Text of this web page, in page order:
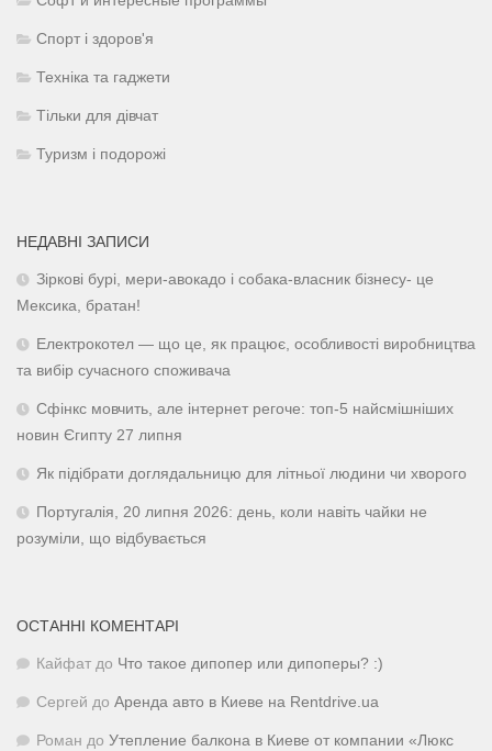
Спорт і здоров'я
Техніка та гаджети
Тільки для дівчат
Туризм і подорожі
НЕДАВНІ ЗАПИСИ
Зіркові бурі, мери-авокадо і собака-власник бізнесу- це
Мексика, братан!
Електрокотел — що це, як працює, особливості виробництва
та вибір сучасного споживача
Сфінкс мовчить, але інтернет регоче: топ-5 найсмішніших
новин Єгипту 27 липня
Як підібрати доглядальницю для літньої людини чи хворого
Португалія, 20 липня 2026: день, коли навіть чайки не
розуміли, що відбувається
ОСТАННІ КОМЕНТАРІ
Кайфат до Что такое дипопер или дипоперы? :)
Сергей до Аренда авто в Киеве на Rentdrive.ua
Роман до Утепление балкона в Киеве от компании «Люкс